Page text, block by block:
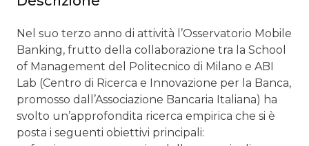
Nel suo terzo anno di attività l’Osservatorio Mobile
Banking, frutto della collaborazione tra la School
of Management del Politecnico di Milano e ABI
Lab (Centro di Ricerca e Innovazione per la Banca,
promosso dall’Associazione Bancaria Italiana) ha
svolto un’approfondita ricerca empirica che si è
posta i seguenti obiettivi principali: